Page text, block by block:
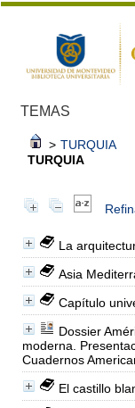
TEMAS
> TURQUIA
TURQUIA
La
Asia
Capítulo
Dossier
moderna.
Cuadernos
El castillo